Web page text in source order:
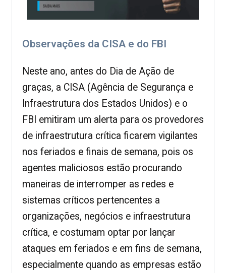
Observações da CISA e do FBI
Neste ano, antes do Dia de Ação de
graças, a CISA (Agência de Segurança e
Infraestrutura dos Estados Unidos) e o
FBI emitiram um alerta para os provedores
de infraestrutura crítica ficarem vigilantes
nos feriados e finais de semana, pois os
agentes maliciosos estão procurando
maneiras de interromper as redes e
sistemas críticos pertencentes a
organizações, negócios e infraestrutura
crítica, e costumam optar por lançar
ataques em feriados e em fins de semana,
especialmente quando as empresas estão